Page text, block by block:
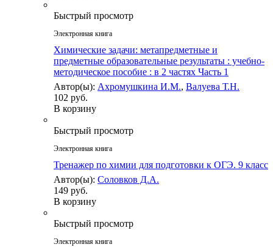
Быстрый просмотр
Электронная книга
Химические задачи: метапредметные и
предметные образовательные результаты : учебно-
методическое пособие : в 2 частях Часть 1
Автор(ы): Ахромушкина И.М., Валуева Т.Н.
102 руб.
В корзину
Быстрый просмотр
Электронная книга
Тренажер по химии для подготовки к ОГЭ. 9 класс
Автор(ы): Соловков Д.А.
149 руб.
В корзину
Быстрый просмотр
Электронная книга